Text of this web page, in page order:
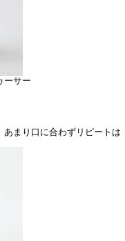
サー
まり口に合わずリピートは